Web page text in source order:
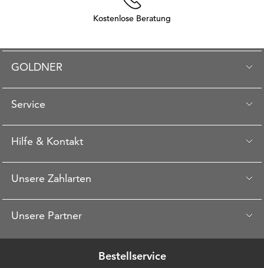
Kostenlose Beratung
GOLDNER
Service
Hilfe & Kontakt
Unsere Zahlarten
Unsere Partner
Bestellservice